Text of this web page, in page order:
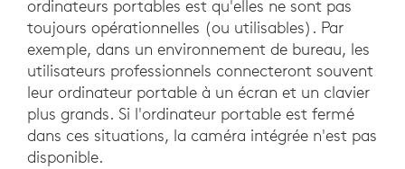
ordinateurs portables est qu'elles ne sont pas
toujours opérationnelles (ou utilisables). Par
exemple, dans un environnement de bureau, les
utilisateurs professionnels connecteront souvent
leur ordinateur portable à un écran et un clavier
plus grands. Si l'ordinateur portable est fermé
dans ces situations, la caméra intégrée n'est pas
disponible.